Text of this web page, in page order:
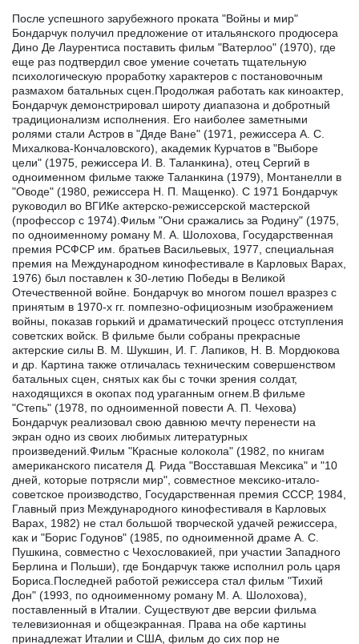
После успешного зарубежного проката "Войны и мир"
Бондарчук получил предложение от итальянского продюсера
Дино Де Лаурентиса поставить фильм "Ватерлоо" (1970), где
еще раз подтвердил свое умение сочетать тщательную
психологическую проработку характеров с постановочным
размахом батальных сцен.Продолжая работать как киноактер,
Бондарчук демонстрировал широту диапазона и добротный
традиционализм исполнения. Его наиболее заметными
ролями стали Астров в "Дяде Ване" (1971, режиссера А. С.
Михалкова-Кончаловского), академик Курчатов в "Выборе
цели" (1975, режиссера И. В. Таланкина), отец Сергий в
одноименном фильме также Таланкина (1979), Монтанелли в
"Оводе" (1980, режиссера Н. П. Мащенко). С 1971 Бондарчук
руководил во ВГИКе актерско-режиссерской мастерской
(профессор с 1974).Фильм "Они сражались за Родину" (1975,
по одноименному роману М. А. Шолохова, Государственная
премия РСФСР им. братьев Васильевых, 1977, специальная
премия на Международном кинофестивале в Карловых Варах,
1976) был поставлен к 30-летию Победы в Великой
Отечественной войне. Бондарчук во многом пошел вразрез с
принятым в 1970-х гг. помпезно-официозным изображением
войны, показав горький и драматический процесс отступления
советских войск. В фильме были собраны прекрасные
актерские силы В. М. Шукшин, И. Г. Лапиков, Н. В. Мордюкова
и др. Картина также отличалась техническим совершенством
батальных сцен, снятых как бы с точки зрения солдат,
находящихся в окопах под ураганным огнем.В фильме
"Степь" (1978, по одноименной повести А. П. Чехова)
Бондарчук реализовал свою давнюю мечту перенести на
экран одно из своих любимых литературных
произведений.Фильм "Красные колокола" (1982, по книгам
американского писателя Д. Рида "Восставшая Мексика" и "10
дней, которые потрясли мир", совместное мексико-итало-
советское производство, Государственная премия СССР, 1984,
Главный приз Международного кинофестиваля в Карловых
Варах, 1982) не стал большой творческой удачей режиссера,
как и "Борис Годунов" (1985, по одноименной драме А. С.
Пушкина, совместно с Чехословакией, при участии Западного
Берлина и Польши), где Бондарчук также исполнил роль царя
Бориса.Последней работой режиссера стал фильм "Тихий
Дон" (1993, по одноименному роману М. А. Шолохова),
поставленный в Италии. Существуют две версии фильма
телевизионная и общеэкранная. Права на обе картины
принадлежат Италии и США, фильм до сих пор не